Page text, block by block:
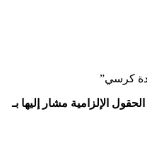
الحقول الإلزامية مشار إليها بـ